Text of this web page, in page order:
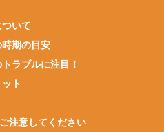
いて
期の目安
ラブルに注目！
ト
注意してください